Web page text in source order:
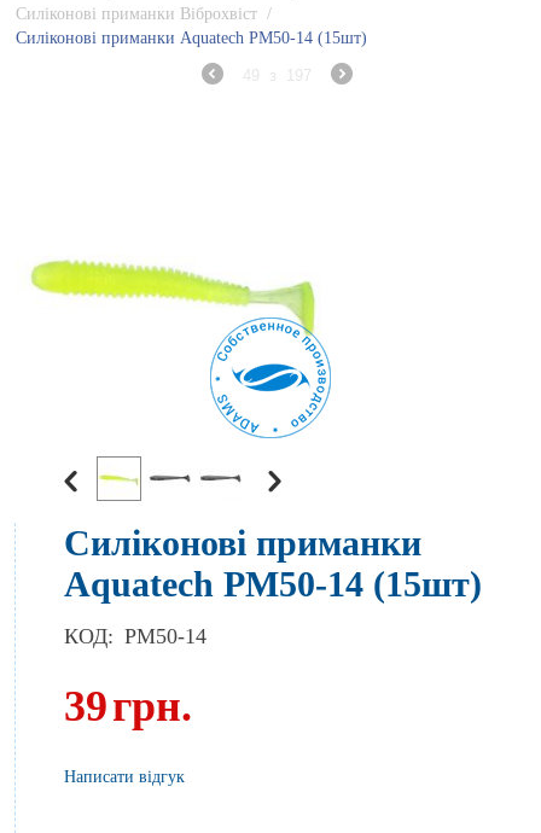
Силіконові приманки Віброхвіст /
Силіконові приманки Aquatech PM50-14 (15шт)
49 з 197
Силіконові приманки
Aquatech PM50-14 (15шт)
КОД: PM50-14
39грн.
Написати відгук